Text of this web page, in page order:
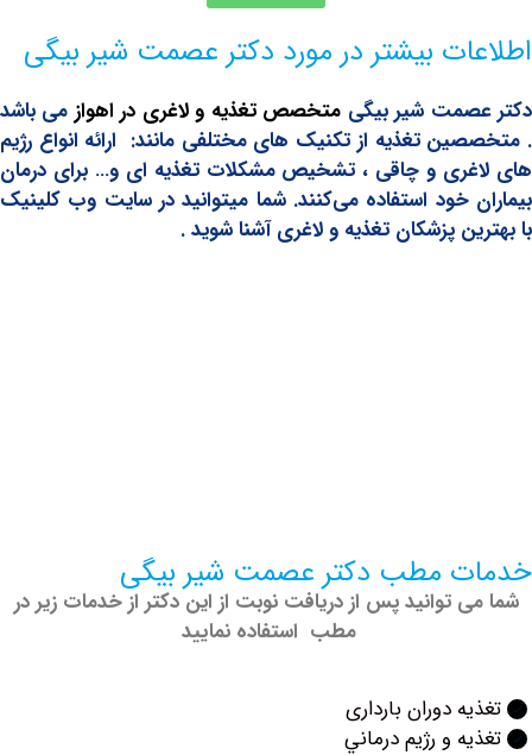
بیشتر در مورد دکتر عصمت شیر بیگی
شیر بیگیمتخصص تغذیه و لاغری در اهوازمی باشد
تغذیه از تکنیک های مختلفی مانند:ارائه انواع رژیم
و چاقی ، تشخیص مشکلات تغذیه ای و… برای درمان
خود استفاده می‌کنند. شما میتوانید در سایت وب کلینیک
پزشکان تغذیه و لاغری آشنا شوید .
مطب دکتر عصمت شیر بیگی
توانید پس از دریافت نوبت از این دکتر از خدمات زیر در
مطب استفاده نمایید
دوران بارداری
و رژيم درماني